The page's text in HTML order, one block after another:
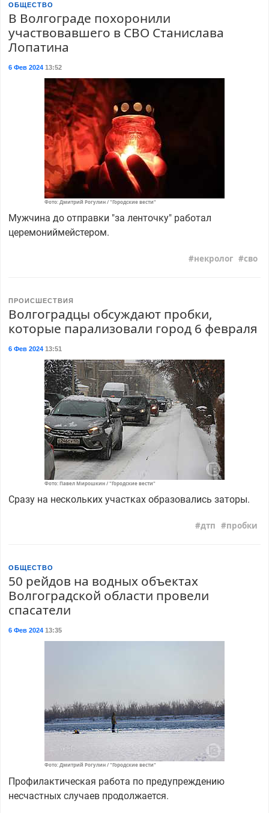
ОБЩЕСТВО
В Волгограде похоронили
участвовавшего в СВО Станислава
Лопатина
6 Фев 202413:52
Фото: Дмитрий Рогулин / "Городские вести"
Мужчина до отправки "за ленточку" работал
церемониймейстером.
некролог сво
ПРОИСШЕСТВИЯ
Волгоградцы обсуждают пробки,
которые парализовали город 6 февраля
6 Фев 202413:51
Фото: Павел Мирошкин / "Городские вести"
Сразу на нескольких участках образовались заторы.
дтп пробки
ОБЩЕСТВО
50 рейдов на водных объектах
Волгоградской области провели
спасатели
6 Фев 202413:35
Фото: Дмитрий Рогулин / "Городские вести"
Профилактическая работа по предупреждению
несчастных случаев продолжается.